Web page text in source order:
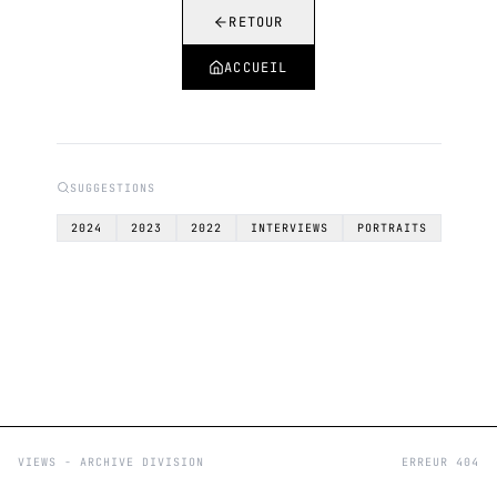
RETOUR
ACCUEIL
SUGGESTIONS
2024 2023 2022 INTERVIEWS PORTRAITS
VIEWS - ARCHIVE DIVISION ERREUR 404